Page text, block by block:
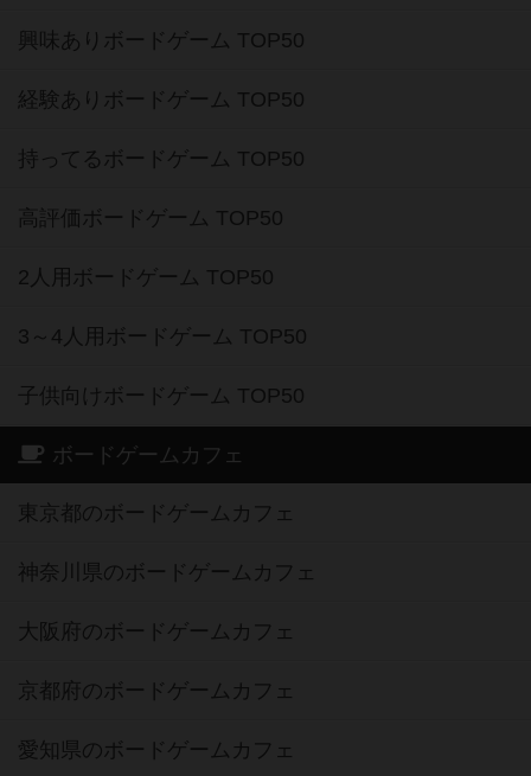
興味ありボードゲーム TOP50
経験ありボードゲーム TOP50
持ってるボードゲーム TOP50
高評価ボードゲーム TOP50
2人用ボードゲーム TOP50
3～4人用ボードゲーム TOP50
子供向けボードゲーム TOP50
ボードゲームカフェ
東京都のボードゲームカフェ
神奈川県のボードゲームカフェ
大阪府のボードゲームカフェ
京都府のボードゲームカフェ
愛知県のボードゲームカフェ